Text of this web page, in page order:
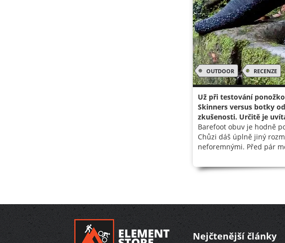
OUTDOOR RECENZE
Už při testování
Skinners versus botky
zkušenosti. Určitě je
Barefoot obuv je hodně
Chůzi dáš úplně jiný
neforemnými. Před pár
Nejčtenější články